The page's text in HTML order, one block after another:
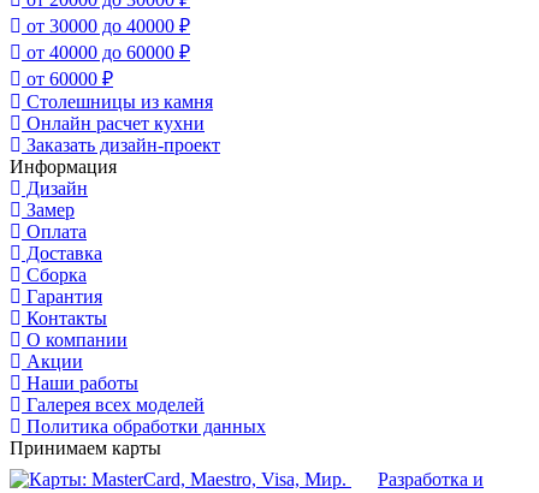
от 30000 до 40000 ₽
от 40000 до 60000 ₽
от 60000 ₽
Столешницы из камня
Онлайн расчет кухни
Заказать дизайн-проект
Информация
Дизайн
Замер
Оплата
Доставка
Сборка
Гарантия
Контакты
О компании
Акции
Наши работы
Галерея всех моделей
Политика обработки данных
Принимаем карты
Разработка и